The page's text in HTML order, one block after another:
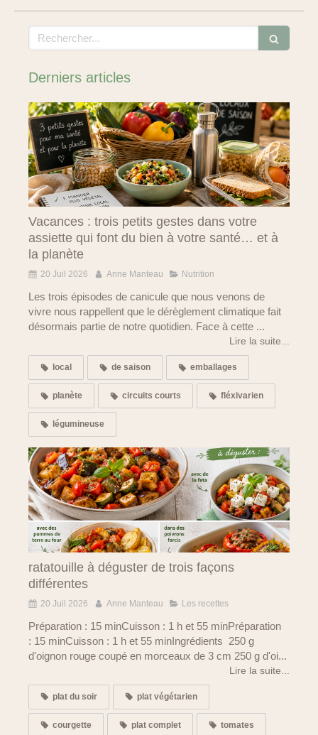
Rechercher
Derniers articles
Vacances : trois petits gestes dans votre
assiette qui font du bien à votre santé… et à
la planète
20 Juil 2026 Anne Manteau Nutrition
Les trois épisodes de canicule que nous venons de
vivre nous rappellent que le dérèglement climatique fait
désormais partie de notre quotidien. Face à cette ...
Lire la suite...
local de saison emballages
planète circuits courts fléxivarien
légumineuse
ratatouille à déguster de trois façons
différentes
20 Juil 2026 Anne Manteau Les recettes
Préparation : 15 minCuisson : 1 h et 55 minPréparation
: 15 minCuisson : 1 h et 55 minIngrédients 250 g
d'oignon rouge coupé en morceaux de 3 cm 250 g d'oi...
Lire la suite...
plat du soir plat végétarien
courgette plat complet tomates